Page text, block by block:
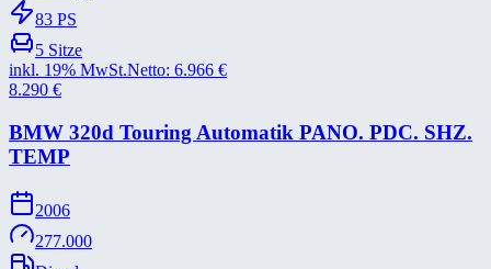
83 PS
5 Sitze
inkl. 19% MwSt.Netto: 6.966 €
8.290 €
BMW 320d Touring Automatik PANO. PDC. SHZ.
TEMP
2006
277.000